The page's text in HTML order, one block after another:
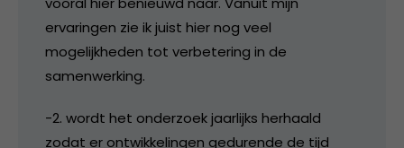
ervaringen zie ik juist hier nog veel
mogelijkheden tot verbetering in de
samenwerking.
-2. wordt het onderzoek jaarlijks herhaald
zodat er ontwikkelingen gedurende de tijd